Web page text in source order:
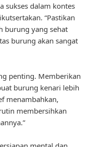
sukses dalam kontes
“Pastikan
burung yang sehat
burung akan sangat
penting. Memberikan
burung kenari lebih
menambahkan,
membersihkan